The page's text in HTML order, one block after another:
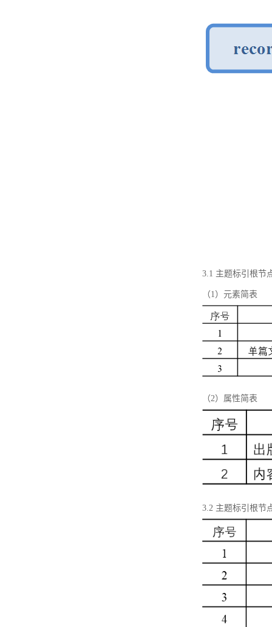
3.1 主题标引根节
（1）元素简表
（2）属性简表
3.2 主题标引根节